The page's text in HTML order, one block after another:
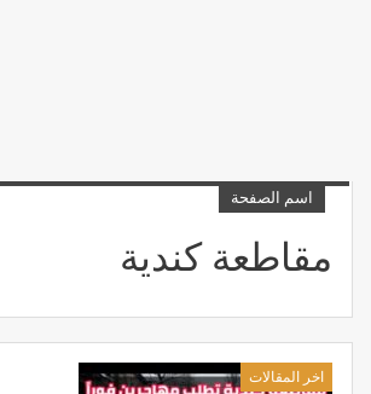
اسم الصفحة
مقاطعة كندية
اخر المقالات